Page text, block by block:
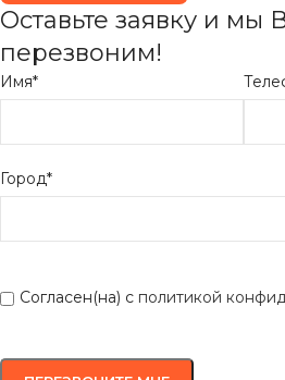
Оставьте заявку и мы
перезвоним!
Имя*
Город*
Согласен(на) с политикой